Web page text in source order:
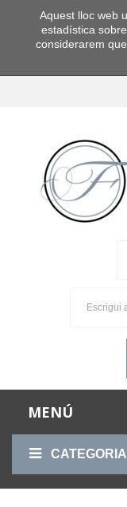
MENÚ
CATEGORIA
Aquest lloc web
estadística
considerarem